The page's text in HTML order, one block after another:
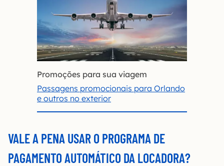
Promoções para sua viagem
Passagens promocionais para Orlando
e outros no exterior
VALE A PENA USAR O PROGRAMA DE
PAGAMENTO AUTOMÁTICO DA LOCADORA?